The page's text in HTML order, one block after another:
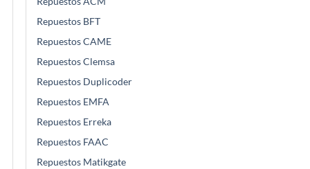
Repuestos BFT
Repuestos CAME
Repuestos Clemsa
Repuestos Duplicoder
Repuestos EMFA
Repuestos Erreka
Repuestos FAAC
Repuestos Matikgate